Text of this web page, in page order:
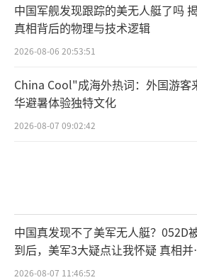
中国军舰发现跟踪的美无人艇了吗
真相背后的物理与技术逻辑
2026-08-06 20:53:51
China Cool"成海外热词：外国游客
华避暑体验独特文化
2026-08-07 09:02:42
中国真发现不了美军无人艇？052D
到后，美军3大疑点让我怀疑 真相并
如此
2026-08-07 11:46:52